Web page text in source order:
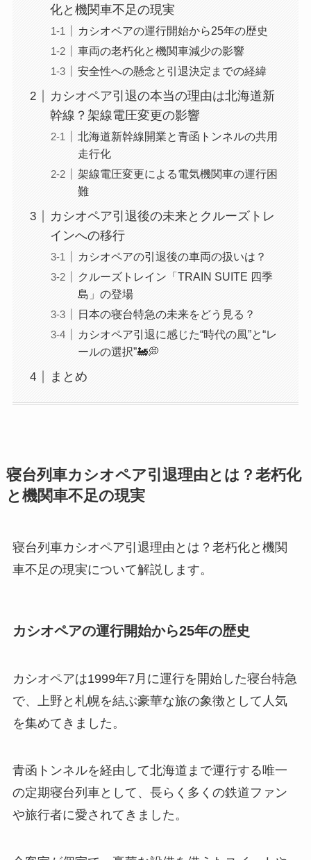
化と機関車不足の現実
カシオペアの運行開始から25年の歴史
車両の老朽化と機関車減少の影響
安全性への懸念と引退決定までの経緯
カシオペア引退の本当の理由は北海道新
幹線？架線電圧変更の影響
北海道新幹線開業と青函トンネルの共用
走行化
架線電圧変更による電気機関車の運行困
難
カシオペア引退後の未来とクルーズトレ
インへの移行
カシオペアの引退後の車両の扱いは？
クルーズトレイン「TRAIN SUITE 四季
島」の登場
日本の寝台特急の未来をどう見る？
カシオペア引退に感じた“時代の風”と“レ
ールの選択”🚂💭
まとめ
寝台列車カシオペア引退理由とは？老朽化
と機関車不足の現実
寝台列車カシオペア引退理由とは？老朽化と機関
車不足の現実について解説します。
カシオペアの運行開始から25年の歴史
カシオペアは1999年7月に運行を開始した寝台特急
で、上野と札幌を結ぶ豪華な旅の象徴として人気
を集めてきました。
青函トンネルを経由して北海道まで運行する唯一
の定期寝台列車として、長らく多くの鉄道ファン
や旅行者に愛されてきました。